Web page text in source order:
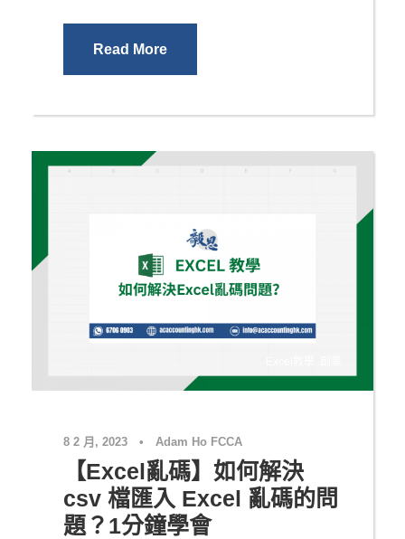
Read More
8 2 月, 2023 • Adam Ho FCCA
【Excel亂碼】如何解決
csv 檔匯入 Excel 亂碼的問
題？1分鐘學會